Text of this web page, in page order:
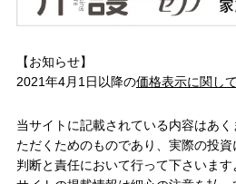
【お知らせ】
2021年4月1日以降の価格表示に関して
当サイトに記載されている内容はあ
ただくためのものであり、実際の投
判断と責任において行って下さいま